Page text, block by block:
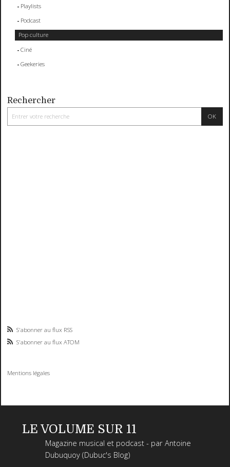
Playlists
Podcast
Pop culture
Ciné
Geekeries
Rechercher
S'abonner au flux RSS
S'abonner au flux ATOM
Mentions légales
LE VOLUME SUR 11
Magazine musical et podcast - par Antoine
Dubuquoy (Dubuc's Blog)